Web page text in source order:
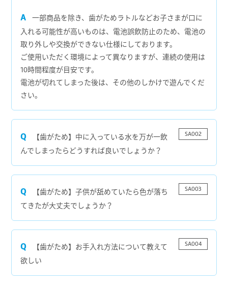
一部商品を除き、歯がためラトルなどお子さまが口に
入れる可能性が高いものは、電池誤飲防止のため、電池の
取り外しや交換ができない仕様にしております。
ご使用いただく環境によって異なりますが、連続の使用は
10時間程度が目安です。
電池が切れてしまった後は、その他のしかけで遊んでくだ
さい。
【歯がため】中に入っている水を万が一飲
んでしまったらどうすれば良いでしょうか？
SA002
【歯がため】子供が舐めていたら色が落ち
てきたが大丈夫でしょうか？
SA003
【歯がため】お手入れ方法について教えて
欲しい
SA004